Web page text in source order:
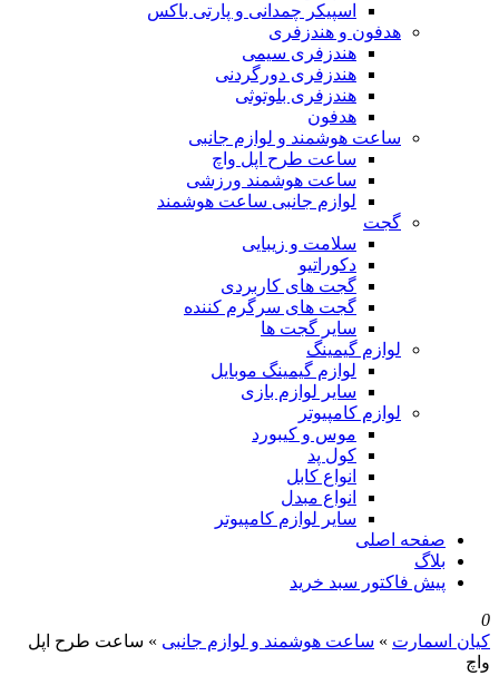
اسپیکر چمدانی و پارتی باکس
هدفون و هندزفری
هندزفری سیمی
هندزفری دورگردنی
هندزفری بلوتوثی
هدفون
ساعت هوشمند و لوازم جانبی
ساعت طرح اپل واچ
ساعت هوشمند ورزشی
لوازم جانبی ساعت هوشمند
گجت
سلامت و زیبایی
دکوراتیو
گجت های کاربردی
گجت های سرگرم کننده
سایر گجت ها
لوازم گیمینگ
لوازم گیمینگ موبایل
سایر لوازم بازی
لوازم کامپیوتر
موس و کیبورد
کول پد
انواع کابل
انواع مبدل
سایر لوازم کامپیوتر
صفحه اصلی
بلاگ
پیش فاکتور سبد خرید
0
کیان اسمارت » ساعت هوشمند و لوازم جانبی » ساعت طرح اپل
واچ